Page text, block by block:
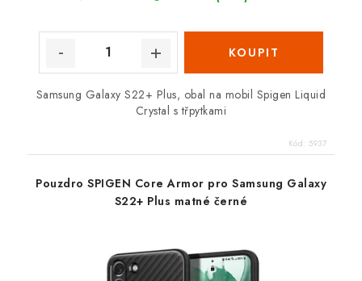
Samsung Galaxy S22+ Plus, obal na mobil Spigen Liquid
Crystal s třpytkami
Kód: 5937
Pouzdro SPIGEN Core Armor pro Samsung Galaxy
S22+ Plus matné černé